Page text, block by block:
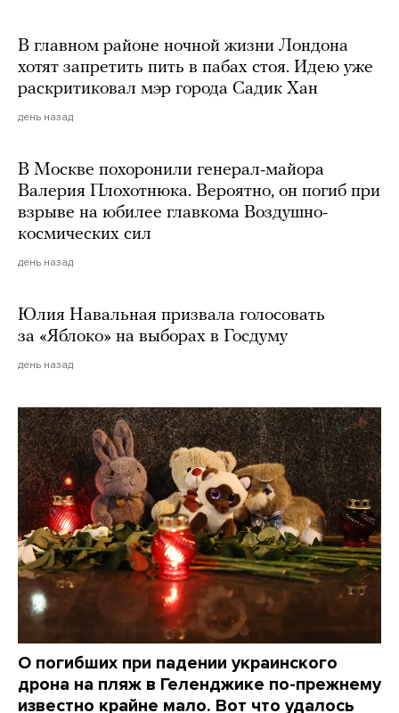
В главном районе ночной жизни Лондона
хотят запретить пить в пабах стоя. Идею уже
раскритиковал мэр города Садик Хан
день назад
В Москве похоронили генерал-майора
Валерия Плохотнюка. Вероятно, он погиб при
взрыве на юбилее главкома Воздушно-
космических сил
день назад
Юлия Навальная призвала голосовать
за «Яблоко» на выборах в Госдуму
день назад
О погибших при падении украинского
дрона на пляж в Геленджике по-прежнему
известно крайне мало. Вот что удалось